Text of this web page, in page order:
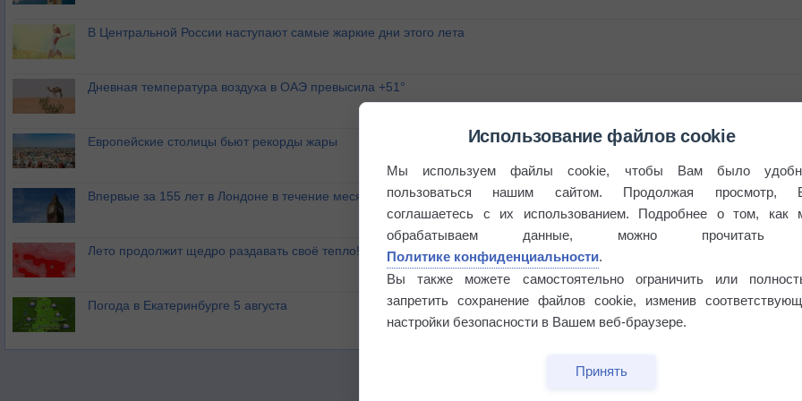
В Центральной России наступают самые жаркие дни этого лета
Дневная температура воздуха в ОАЭ превысила +51°
Европейские столицы бьют рекорды жары
Впервые за 155 лет в Лондоне в течение месяца не выпадал дождь
Лето продолжит щедро раздавать своё тепло!
Погода в Екатеринбурге 5 августа
Использование файлов cookie
Мы используем файлы cookie, чтобы Вам было
пользоваться нашим сайтом. Продолжая просмотр,
соглашаетесь с их использованием. Подробнее о том, как
обрабатываем данные, можно прочитать
Политике конфиденциальности.
Вы также можете самостоятельно ограничить или
запретить сохранение файлов cookie, изменив
настройки безопасности в Вашем веб-браузере.
Принять